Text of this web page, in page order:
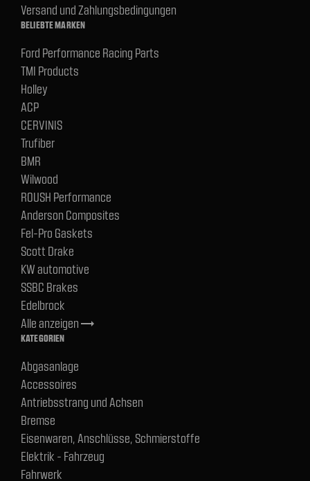
Versand und Zahlungsbedingungen
BELIEBTE MARKEN
Ford Performance Racing Parts
TMI Products
Holley
ACP
CERVINIS
Trufiber
BMR
Wilwood
ROUSH Performance
Anderson Composites
Fel-Pro Gaskets
Scott Drake
KW automotive
SSBC Brakes
Edelbrock
Alle anzeigentrending_flat
KATEGORIEN
Abgasanlage
Accessoires
Antriebsstrang und Achsen
Bremse
Eisenwaren, Anschlüsse, Schmierstoffe
Elektrik - Fahrzeug
Fahrwerk